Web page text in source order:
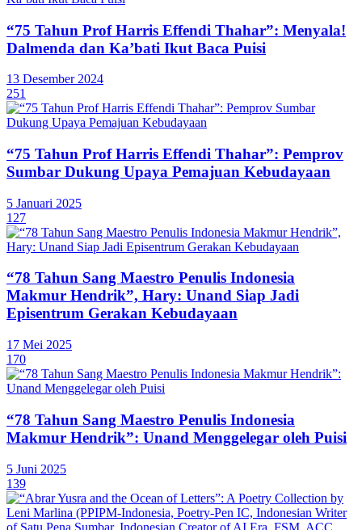
“75 Tahun Prof Harris Effendi Thahar”: Menyala!
Dalmenda dan Ka’bati Ikut Baca Puisi
13 Desember 2024
251
“75 Tahun Prof Harris Effendi Thahar”: Pemprov
Sumbar Dukung Upaya Pemajuan Kebudayaan
5 Januari 2025
127
“78 Tahun Sang Maestro Penulis Indonesia
Makmur Hendrik”, Hary: Unand Siap Jadi
Episentrum Gerakan Kebudayaan
17 Mei 2025
170
“78 Tahun Sang Maestro Penulis Indonesia
Makmur Hendrik”: Unand Menggelegar oleh Puisi
5 Juni 2025
139